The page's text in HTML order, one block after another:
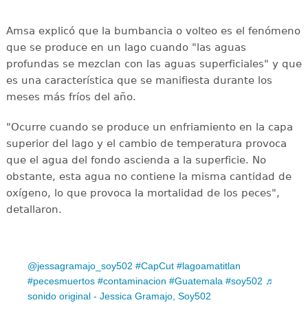
Amsa explicó que la bumbancia o volteo es el fenómeno
que se produce en un lago cuando "las aguas
profundas se mezclan con las aguas superficiales" y que
es una característica que se manifiesta durante los
meses más fríos del año.
"Ocurre cuando se produce un enfriamiento en la capa
superior del lago y el cambio de temperatura provoca
que el agua del fondo ascienda a la superficie. No
obstante, esta agua no contiene la misma cantidad de
oxígeno, lo que provoca la mortalidad de los peces",
detallaron.
@jessagramajo_soy502 #CapCut #lagoamatitlan
#pecesmuertos #contaminacion #Guatemala #soy502 ♬
sonido original - Jessica Gramajo, Soy502